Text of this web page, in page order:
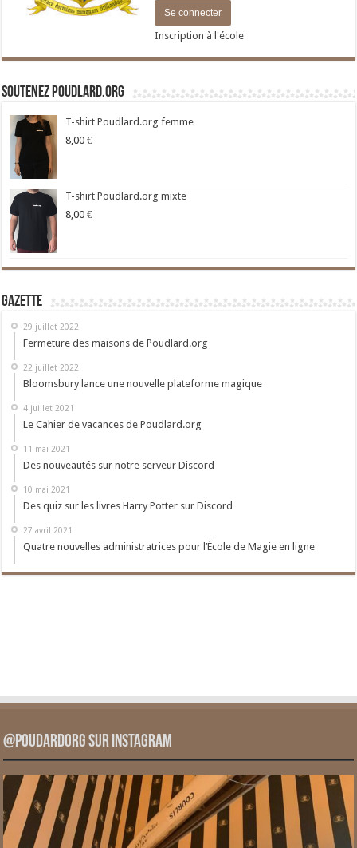
Inscription à l'école
Soutenez Poudlard.org
T-shirt Poudlard.org femme
8,00 €
T-shirt Poudlard.org mixte
8,00 €
Gazette
29 juillet 2022
Fermeture des maisons de Poudlard.org
22 juillet 2022
Bloomsbury lance une nouvelle plateforme magique
4 juillet 2021
Le Cahier de vacances de Poudlard.org
11 mai 2021
Des nouveautés sur notre serveur Discord
10 mai 2021
Des quiz sur les livres Harry Potter sur Discord
27 avril 2021
Quatre nouvelles administratrices pour l’École de Magie en ligne
@PoudardOrg sur Instagram